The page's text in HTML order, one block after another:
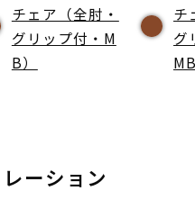
チェア（全肘・
グリップ付・M
B）
チ
グ
ーション